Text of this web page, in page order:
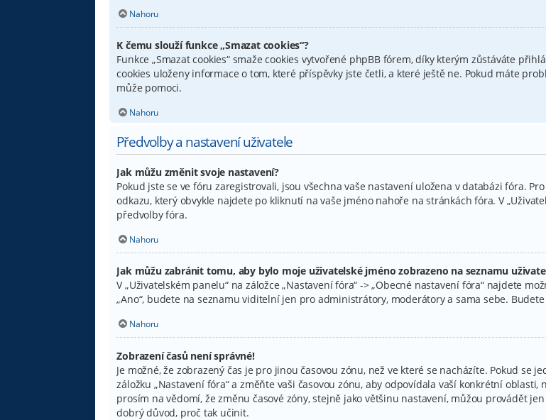
Nahoru
K čemu slouží funkce „Smazat cookies“?
Funkce „Smazat cookies“ smaže cookies vytvořené phpBB fórem, díky kterým zůstáváte
cookies uloženy informace o tom, které příspěvky jste četli, a které ještě ne. Pokud máte
může pomoci.
Nahoru
Předvolby a nastavení uživatele
Jak můžu změnit svoje nastavení?
Pokud jste se ve fóru zaregistrovali, jsou všechna vaše nastavení uložena v databázi fóra.
odkazu, který obvykle najdete po kliknutí na vaše jméno nahoře na stránkách fóra. V
předvolby fóra.
Nahoru
Jak můžu zabránit tomu, aby bylo moje uživatelské jméno zobrazeno na seznamu
V „Uživatelském panelu“ na záložce „Nastavení fóra“ -> „Obecné nastavení fóra“ najdete
„Ano“, budete na seznamu viditelní jen pro administrátory, moderátory a sama sebe.
Nahoru
Zobrazení časů není správné!
Je možné, že zobrazený čas je pro jinou časovou zónu, než ve které se nacházíte. Pokud se
záložku „Nastavení fóra“ a změňte vaši časovou zónu, aby odpovídala vaší konkrétní oblasti,
prosím na vědomí, že změnu časové zóny, stejně jako většinu nastavení, můžou provádět
dobrý důvod, proč tak učinit.